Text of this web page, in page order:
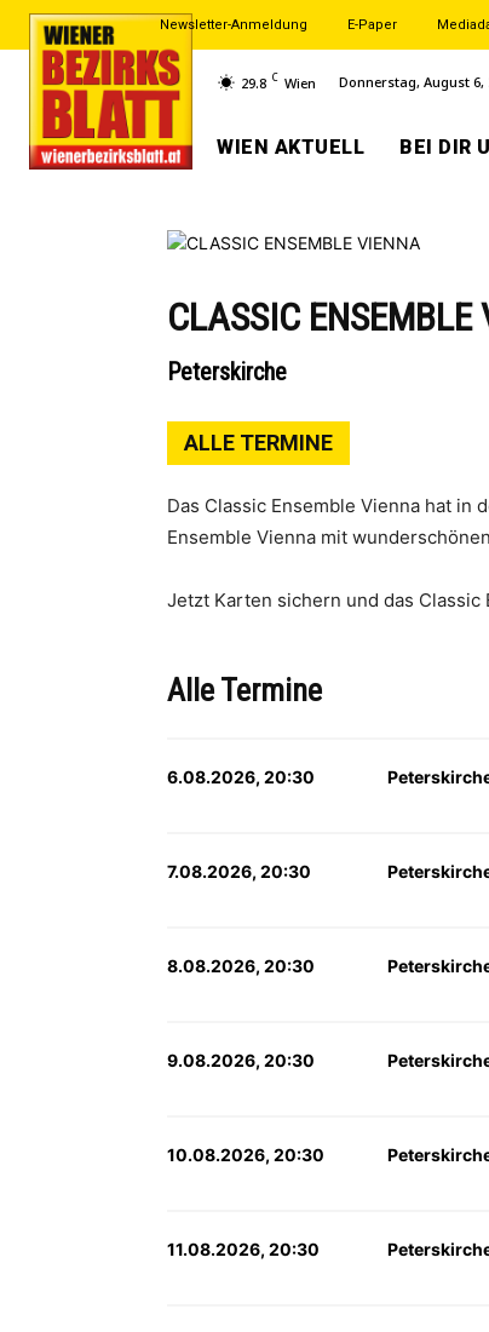
Newsletter-Anmeldung E-Paper
29.8 C Wien Donnerstag, August 6,
WIEN AKTUELL BEI DIR
CLASSIC ENSEMBLE
Peterskirche
ALLE TERMINE
Das Classic Ensemble Vienna hat
Ensemble Vienna mit
Jetzt Karten sichern und das
Alle Termine
6.08.2026, 20:30
7.08.2026, 20:30
8.08.2026, 20:30
9.08.2026, 20:30
10.08.2026, 20:30
11.08.2026, 20:30